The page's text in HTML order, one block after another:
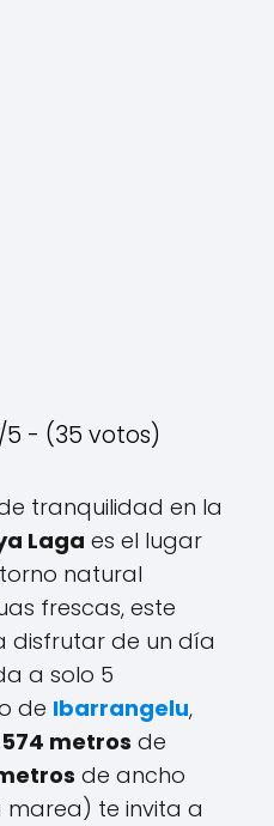
5 - (35 votos)
tranquilidad en la
Laga es el lugar
natural
frescas, este
disfrutar de un día
a solo 5
de Ibarrangelu,
574 metros de
de ancho
te invita a